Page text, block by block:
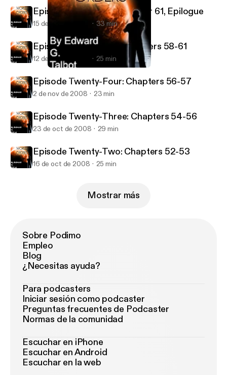
New World Orders
Episode Twenty-Six: Chapter 61, Epilogue
15 de nov de 2008 33 min
Episode Twenty-Five: Chapters 58-61
12 de nov de 2008 25 min
Episode Twenty-Four: Chapters 56-57
2 de nov de 2008 23 min
Episode Twenty-Three: Chapters 54-56
23 de oct de 2008 29 min
Episode Twenty-Two: Chapters 52-53
16 de oct de 2008 25 min
Mostrar más
Sobre Podimo
Empleo
Blog
¿Necesitas ayuda?
Para podcasters
Iniciar sesión como podcaster
Preguntas frecuentes de Podcaster
Normas de la comunidad
Escuchar en iPhone
Escuchar en Android
Escuchar en la web